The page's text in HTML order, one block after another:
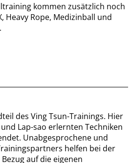
kommen zusätzlich noch
Heavy Rope, Medizinball und
des Ving Tsun-Trainings. Hier
Lap-sao erlernten Techniken
Unabgesprochene und
helfen bei der
auf die eigenen